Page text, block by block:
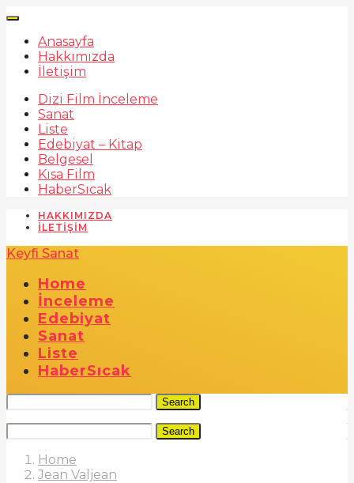
Anasayfa
Hakkımızda
İletişim
Dizi Film İnceleme
Sanat
Liste
Edebiyat – Kitap
Belgesel
Kısa Film
HaberSıcak
HAKKIMIZDA
İLETIŞIM
Keyfi Sanat
Home
İnceleme
Edebiyat
Sanat
Liste
HaberSıcak
Search
Search
Home
Jean Valjean